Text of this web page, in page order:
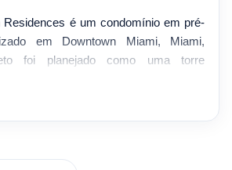
Residences é um condomínio em pré-
em Downtown Miami, Miami,
foi planejado como uma torre
comodidades de estilo de vida e